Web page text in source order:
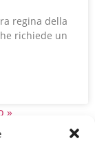
regina della
richiede un
»